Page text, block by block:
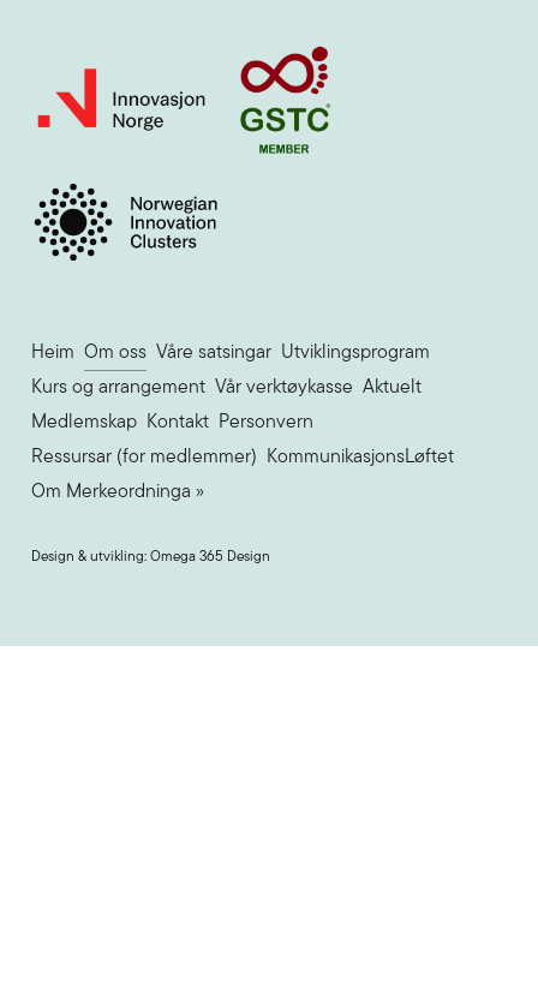
Heim Om oss Våre satsingar Utviklingsprogram
Kurs og arrangement Vår verktøykasse Aktuelt
Medlemskap
Kontakt
Personvern
Ressursar (for medlemmer)
KommunikasjonsLøftet
Om Merkeordninga »
Design & utvikling: Omega 365 Design